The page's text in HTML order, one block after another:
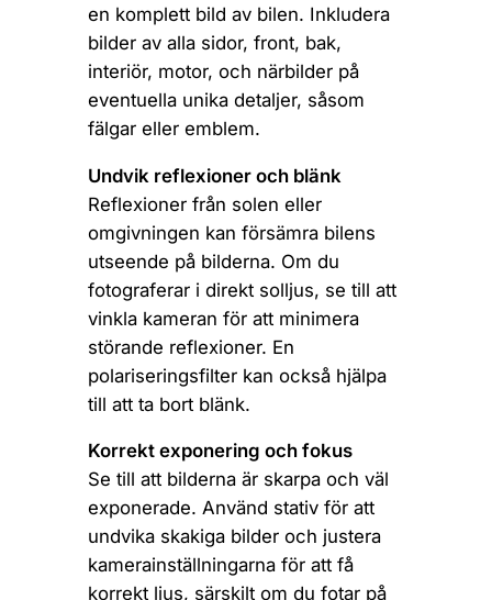
en komplett bild av bilen. Inkludera
bilder av alla sidor, front, bak,
interiör, motor, och närbilder på
eventuella unika detaljer, såsom
fälgar eller emblem.
Undvik reflexioner och blänk
Reflexioner från solen eller
omgivningen kan försämra bilens
utseende på bilderna. Om du
fotograferar i direkt solljus, se till att
vinkla kameran för att minimera
störande reflexioner. En
polariseringsfilter kan också hjälpa
till att ta bort blänk.
Korrekt exponering och fokus
Se till att bilderna är skarpa och väl
exponerade. Använd stativ för att
undvika skakiga bilder och justera
kamerainställningarna för att få
korrekt ljus, särskilt om du fotar på